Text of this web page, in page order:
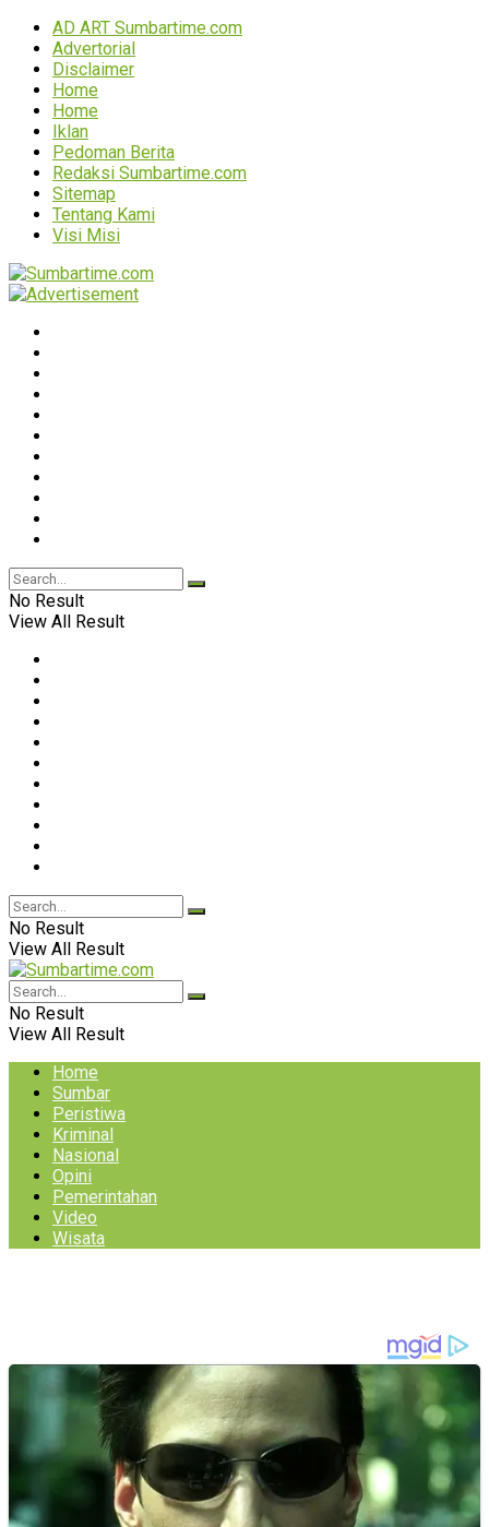
AD ART Sumbartime.com
Advertorial
Disclaimer
Home
Home
Iklan
Pedoman Berita
Redaksi Sumbartime.com
Sitemap
Tentang Kami
Visi Misi
No Result
View All Result
No Result
View All Result
No Result
View All Result
Home
Sumbar
Peristiwa
Kriminal
Nasional
Opini
Pemerintahan
Video
Wisata